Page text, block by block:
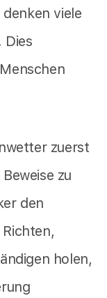
viele
Dies
zuerst
zu
den
holen,